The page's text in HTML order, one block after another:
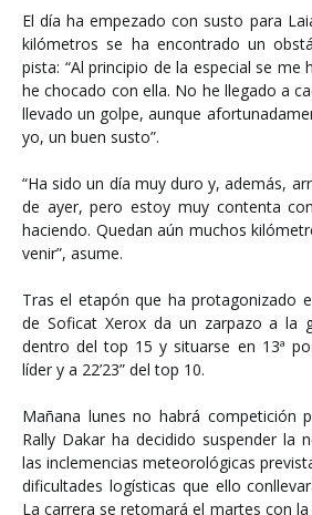
El día ha empezado con susto para
kilómetros se ha encontrado un
pista: “Al principio de la especial se me
he chocado con ella. No he llegado a
llevado un golpe, aunque
yo, un buen susto”.
“Ha sido un día muy duro y, además,
de ayer, pero estoy muy contenta
haciendo. Quedan aún muchos
venir”, asume.
Tras el etapón que ha protagonizado
de Soficat Xerox da un zarpazo a la
dentro del top 15 y situarse en 13ª
líder y a 22’23” del top 10.
Mañana lunes no habrá competición
Rally Dakar ha decidido suspender la
las inclemencias meteorológicas
dificultades logísticas que ello
La carrera se retomará el martes con